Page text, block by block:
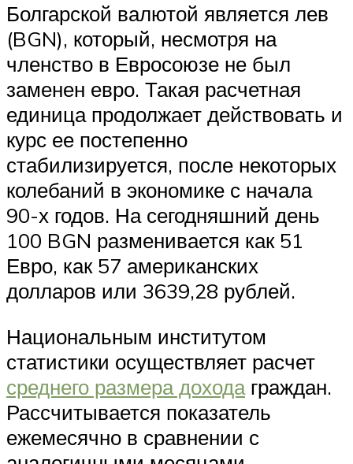
Болгарской валютой является лев
(BGN), который, несмотря на
членство в Евросоюзе не был
заменен евро. Такая расчетная
единица продолжает действовать и
курс ее постепенно
стабилизируется, после некоторых
колебаний в экономике с начала
90-х годов. На сегодняшний день
100 BGN разменивается как 51
Евро, как 57 американских
долларов или 3639,28 рублей.
Национальным институтом
статистики осуществляет расчет
среднего размера доходаграждан.
Рассчитывается показатель
ежемесячно в сравнении с